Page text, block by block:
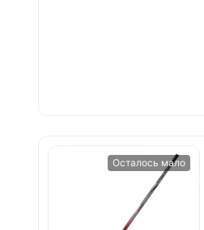
Осталось мало